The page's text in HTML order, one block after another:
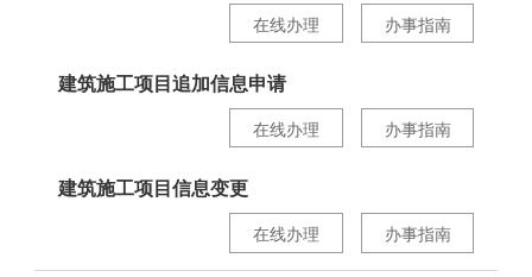
办事指南
在线办理
建筑施工项目追加信息申请
办事指南
在线办理
建筑施工项目信息变更
办事指南
在线办理